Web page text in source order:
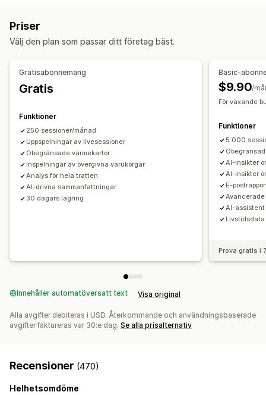
Livstidsvärde (LTV)
Kohortanalys
Marknadsföring och försäljning
AI-insikter
Kassaanalys
UTM-spårning
Diagram och rapporter
Heatmaps Analyspanel
Anpassade instrumentpaneler
Rapporter från flera butiker
Benchmarking
Anpassade rapporter
Dataexport
Prognoser Rapportschemaläggning
Priser
Välj den plan som passar ditt företag bäst.
Gratisabonnemang
Gratis
Funktioner
250 sessioner/månad
Uppspelningar av livesessioner
Obegränsade värmekartor
Inspelningar av övergivna varukorgar
Analys för hela tratten
AI-drivna sammanfattningar
30 dagars lagring
Basic-
$9.90/
För växande
Funktioner
5 000
AI-insikter
AI-insikter
E-
AI-assistent
Prova gratis i
Innehåller automatöversatt text Visa original
Alla avgifter debiteras i USD. Återkommande och användningsbaserade
avgifter faktureras var 30:e dag. Se alla prisalternativ
Recensioner (470)
Helhetsomdöme